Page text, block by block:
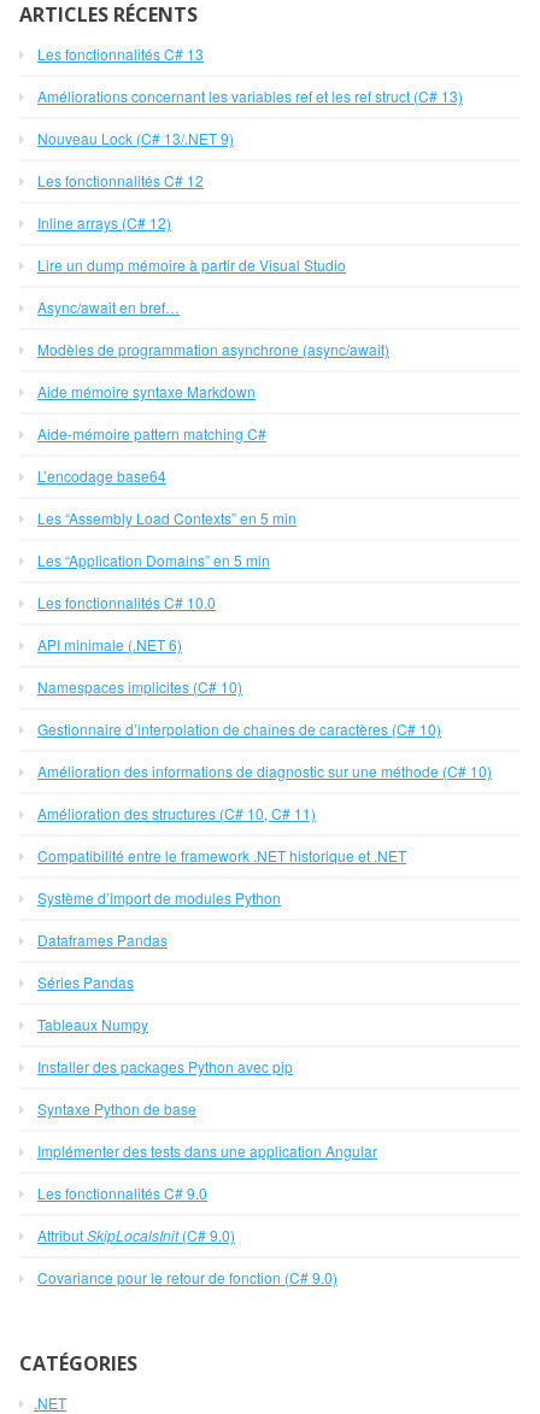
ARTICLES RÉCENTS
Les fonctionnalités C# 13
Améliorations concernant les variables ref et les ref struct (C# 13)
Nouveau Lock (C# 13/.NET 9)
Les fonctionnalités C# 12
Inline arrays (C# 12)
Lire un dump mémoire à partir de Visual Studio
Async/await en bref…
Modèles de programmation asynchrone (async/await)
Aide mémoire syntaxe Markdown
Aide-mémoire pattern matching C#
L’encodage base64
Les “Assembly Load Contexts” en 5 min
Les “Application Domains” en 5 min
Les fonctionnalités C# 10.0
API minimale (.NET 6)
Namespaces implicites (C# 10)
Gestionnaire d’interpolation de chaînes de caractères (C# 10)
Amélioration des informations de diagnostic sur une méthode (C# 10)
Amélioration des structures (C# 10, C# 11)
Compatibilité entre le framework .NET historique et .NET
Système d’import de modules Python
Dataframes Pandas
Séries Pandas
Tableaux Numpy
Installer des packages Python avec pip
Syntaxe Python de base
Implémenter des tests dans une application Angular
Les fonctionnalités C# 9.0
AttributSkipLocalsInit(C# 9.0)
Covariance pour le retour de fonction (C# 9.0)
CATÉGORIES
.NET